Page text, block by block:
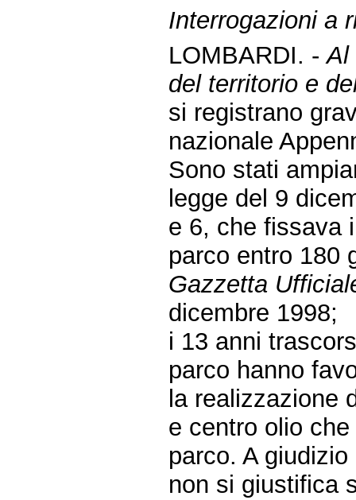
Interrogazioni a
LOMBARDI. -Al
del territorio e
si registrano
nazionale
Sono stati
legge del 9
e 6, che fissava
parco entro 180
Gazzetta
dicembre 1998;
i 13 anni
parco hanno
la realizzazione
e centro olio
parco. A
non si giustifica